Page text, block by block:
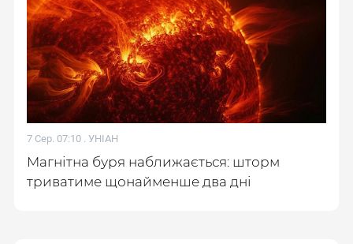
7 Сер. 07:10 . УНІАН
Магнітна буря наближається: шторм
триватиме щонайменше два дні